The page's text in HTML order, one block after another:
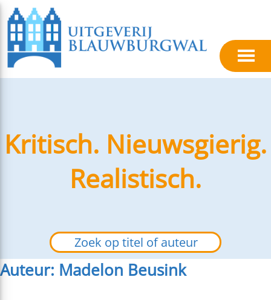
Kritisch. Nieuwsgierig.
Realistisch.
Auteur: Madelon Beusink